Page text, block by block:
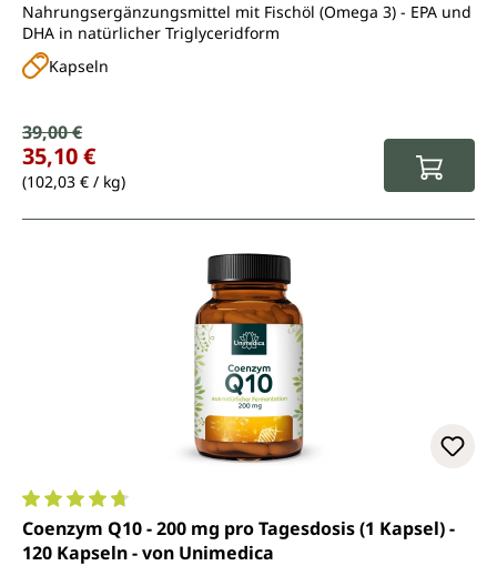
Nahrungsergänzungsmittel mit Fischöl (Omega 3) - EPA und
DHA in natürlicher Triglyceridform
Kapseln
Verkaufspreis:
Regulärer Preis:
39,00 €
35,10 €
(102,03 € / kg)
Durchschnittliche Bewertung von 4.8 von 5 Sternen
Coenzym Q10 - 200 mg pro Tagesdosis (1 Kapsel) -
120 Kapseln - von Unimedica